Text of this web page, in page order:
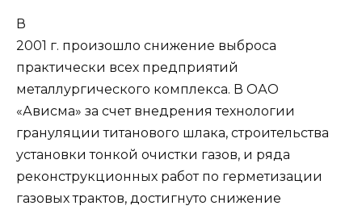
В
2001 г. произошло снижение выброса
практически всех предприятий
металлургического комплекса. В ОАО
«Ависма» за счет внедрения технологии
грануляции титанового шлака, строительства
установки тонкой очистки газов, и ряда
реконструкционных работ по герметизации
газовых трактов, достигнуто снижение